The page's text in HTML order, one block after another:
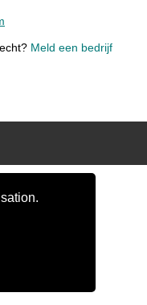
Meld een bedrijf